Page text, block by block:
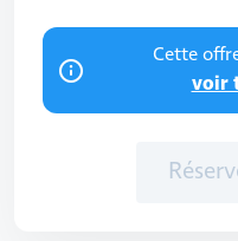
Cette
voir